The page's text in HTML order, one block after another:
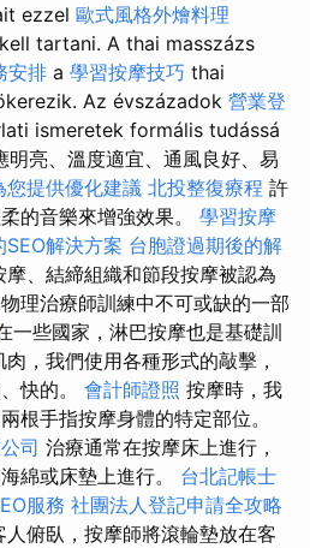
ezzel 歐式風格外燴料理
tartani. A thai masszázs
安排 a 學習按摩技巧 thai
Az évszázadok 營業登
ismeretek formális tudássá
亮、溫度適宜、通風良好、易
您提供優化建議 北投整復療程 許
的音樂來增強效果。 學習按摩
解決方案 台胞證過期後的解
、結締組織和節段按摩被認為
理治療師訓練中不可或缺的一部
一些國家，淋巴按摩也是基礎訓
，我們使用各種形式的敲擊，
快的。 會計師證照 按摩時，我
根手指按摩身體的特定部位。
司 治療通常在按摩床上進行，
綿或床墊上進行。 台北記帳士
服務 社團法人登記申請全攻略
俯臥，按摩師將滾輪墊放在客